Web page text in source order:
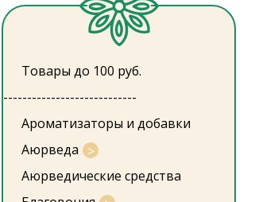
Товары до 100 руб.
----------------------------
Ароматизаторы и добавки
Аюрведа
Аюрведические средства